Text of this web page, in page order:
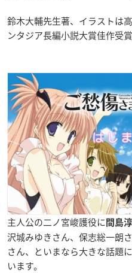
鈴木大輔先生著、イラストは
ンタジア長編小説大賞佳作受賞
主人公の二ノ宮峻護役に 間島
沢城みゆきさん、保志総一朗
さん、といまなら大きな話題
います。